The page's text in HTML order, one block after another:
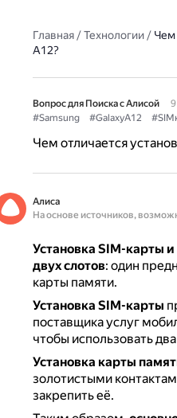
Главная/Технологии/ Чем
A12?
Вопрос для Поиска с Алисой
#Samsung
#GalaxyA12
Чем отличается
Алиса
На основе источников,
Установка SIM-карты
двух слотов: один
карты памяти.
Установка SIM-карты
поставщика услуг
чтобы использовать
Установка карты
золотистыми
закрепить её.